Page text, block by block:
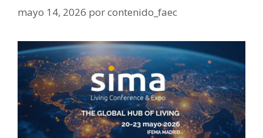
mayo 14, 2026 porcontenido_faec